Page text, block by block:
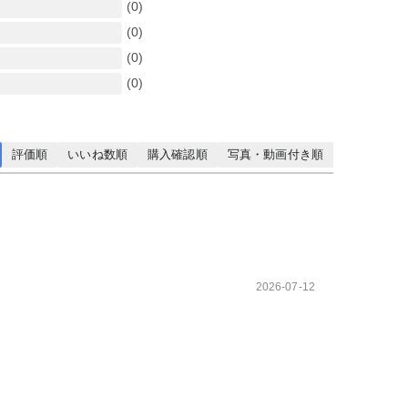
(0)
(0)
(0)
(0)
評価順 いいね数順 購入確認順 写真・動画付き順
2026-07-12